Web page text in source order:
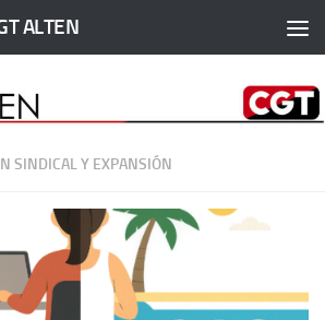
ALTEN
SINDICAL Y EXPANSIÓN